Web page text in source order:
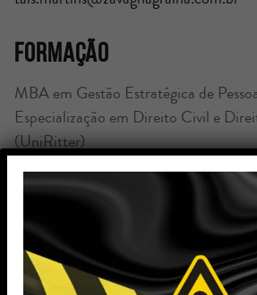
Formação
MBA em Gestão Estratégica de
Especialização em Direito Civil e
(UniRitter)
Trabalho (UniRitter)
Bacharelado em Ciências Jurídicas e
Experiência Profissional